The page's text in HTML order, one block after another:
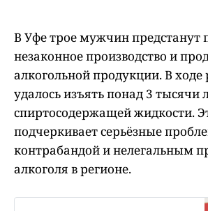
В Уфе трое мужчин предстанут
незаконное производство и
алкогольной продукции. В ходе
удалось изъять понад 3 тысячи
спиртосодержащей жидкости.
подчеркивает серьёзные
контрабандой и нелегальным
алкоголя в регионе.